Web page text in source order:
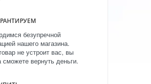
безупречной
нашего магазина.
не устроит вас, вы
сможете вернуть деньги.